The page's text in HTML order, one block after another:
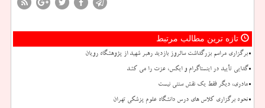
تازه ترین مطالب مرتبط
برگزاری مراسم بزرگداشت سالروز بازدید رهبر شهید از پژوهشگاه رویان
گدایی تأیید در اینستاگرام و ایکس، عزت را می کشد
مادری، دیگر فقط یک نقش سنتی نیست
نحوه برگزاری کلاس های درس دانشگاه علوم پزشکی تهران